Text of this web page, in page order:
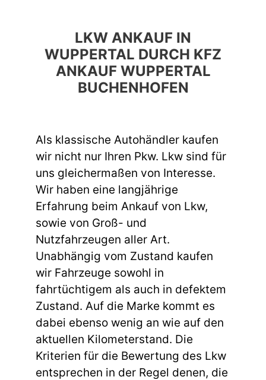
LKW ANKAUF IN
WUPPERTAL DURCH KFZ
ANKAUF WUPPERTAL
BUCHENHOFEN
Als klassische Autohändler kaufen
wir nicht nur Ihren Pkw. Lkw sind für
uns gleichermaßen von Interesse.
Wir haben eine langjährige
Erfahrung beim Ankauf von Lkw,
sowie von Groß- und
Nutzfahrzeugen aller Art.
Unabhängig vom Zustand kaufen
wir Fahrzeuge sowohl in
fahrtüchtigem als auch in defektem
Zustand. Auf die Marke kommt es
dabei ebenso wenig an wie auf den
aktuellen Kilometerstand. Die
Kriterien für die Bewertung des Lkw
entsprechen in der Regel denen, die